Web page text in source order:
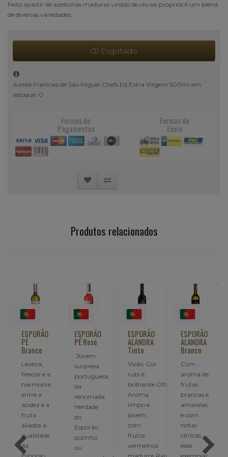
Feito apartir de azeitonas maduras vindas de olivais próprios é um blend
de diversas variedades.
Esgotado
Azeite Planícies de São Miguel Chefs Ed Extra Virgem 500ml em
estoque: 0
Formas de
Pagamentos
Formas de
Envio
Produtos relacionados
ESPORÃO
PÉ
Branco
Leveza,
frescor e a
harmonia
entre a
acidez e a
fruta
aliados à
qualidade
da
ESPORÃO
PÉ Rosé
Jovem
surpresa
portuguesa
da
renomada
Herdade
do
Esporão,
sozinho
ou
ESPORÃO
ALANDRA
Tinto
Visão: Cor
rubi e
brilhante.Olfato:
Aroma
limpo e
jovem,
com
frutos
vermelhos
ESPORÃO
ALANDRA
Branco
Com
aroma de
frutas
brancas e
amarelas
e com
notas
cítricas,
esse